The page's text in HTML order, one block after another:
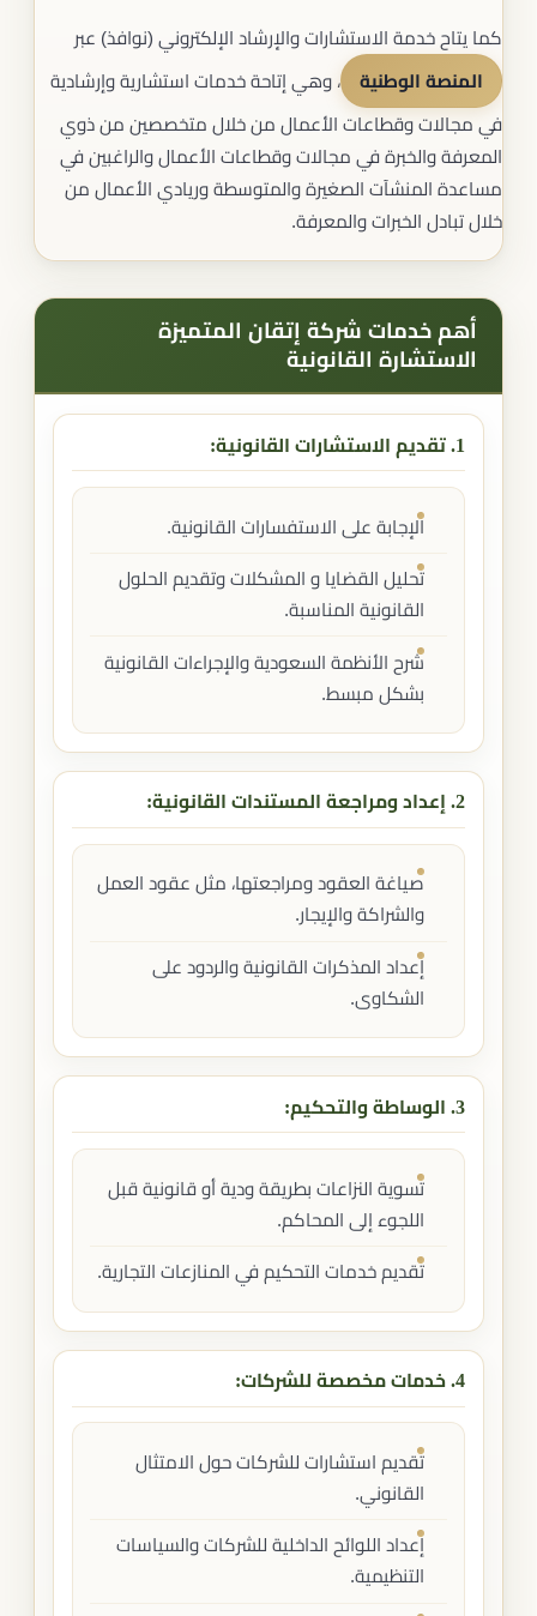
كما يتاح خدمة الاستشارات والإرشاد الإلكتروني (نوافذ) عبر
المنصة الوطنية ، وهي إتاحة خدمات استشارية وإرشادية
في مجالات وقطاعات الأعمال من خلال متخصصين من ذوي
المعرفة والخبرة في مجالات وقطاعات الأعمال والراغبين في
مساعدة المنشآت الصغيرة والمتوسطة وريادي الأعمال من
خلال تبادل الخبرات والمعرفة.
أهم خدمات شركة إتقان المتميزة
الاستشارة القانونية
1. تقديم الاستشارات القانونية:
الإجابة على الاستفسارات القانونية.
تحليل القضايا و المشكلات وتقديم الحلول
القانونية المناسبة.
شرح الأنظمة السعودية والإجراءات القانونية
بشكل مبسط.
2. إعداد ومراجعة المستندات القانونية:
صياغة العقود ومراجعتها، مثل عقود العمل
والشراكة والإيجار.
إعداد المذكرات القانونية والردود على
الشكاوى.
3. الوساطة والتحكيم:
تسوية النزاعات بطريقة ودية أو قانونية قبل
اللجوء إلى المحاكم.
تقديم خدمات التحكيم في المنازعات التجارية.
4. خدمات مخصصة للشركات:
تقديم استشارات للشركات حول الامتثال
القانوني.
إعداد اللوائح الداخلية للشركات والسياسات
التنظيمية.